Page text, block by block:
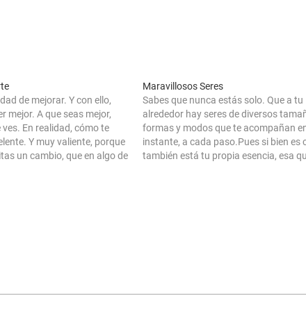
de mejorar. Y con ello,
mejor. A que seas mejor,
En realidad, cómo te
Y muy valiente, porque
un cambio, que en algo de
Maravillosos Seres
Sabes que nunca estás solo. Que a tu
alrededor hay seres de diversos
formas y modos que te acompañan
instante, a cada paso.Pues si bien es
también está tu propia esencia, esa